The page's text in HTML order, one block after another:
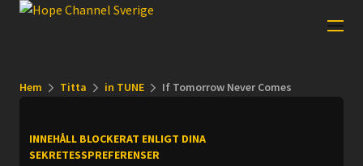
Hem Titta in TUNE If Tomorrow Never Comes
INNEHÅLL BLOCKERAT ENLIGT DINA
SEKRETESSPREFERENSER